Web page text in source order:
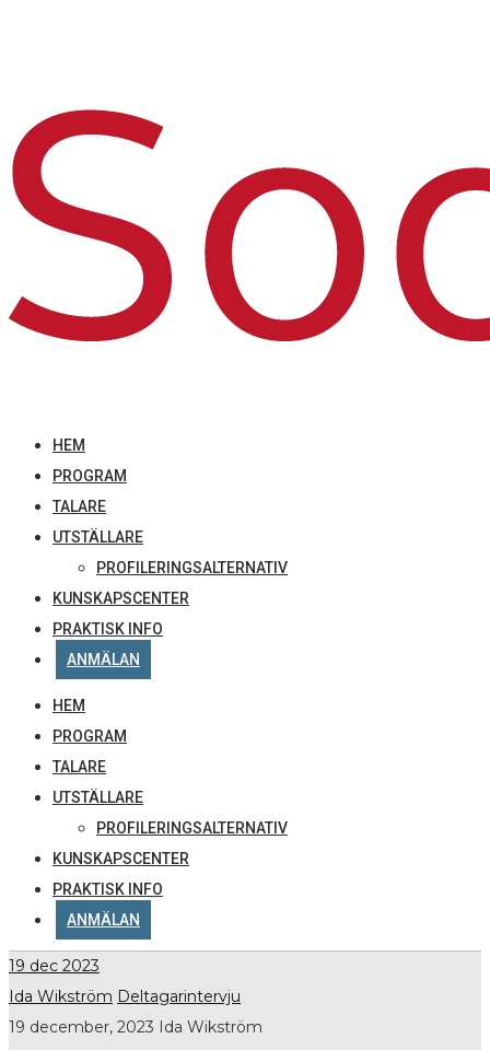
HEM
PROGRAM
TALARE
UTSTÄLLARE
PROFILERINGSALTERNATIV
KUNSKAPSCENTER
PRAKTISK INFO
ANMÄLAN
HEM
PROGRAM
TALARE
UTSTÄLLARE
PROFILERINGSALTERNATIV
KUNSKAPSCENTER
PRAKTISK INFO
ANMÄLAN
19 dec 2023
Ida Wikström Deltagarintervju
19 december, 2023 Ida Wikström